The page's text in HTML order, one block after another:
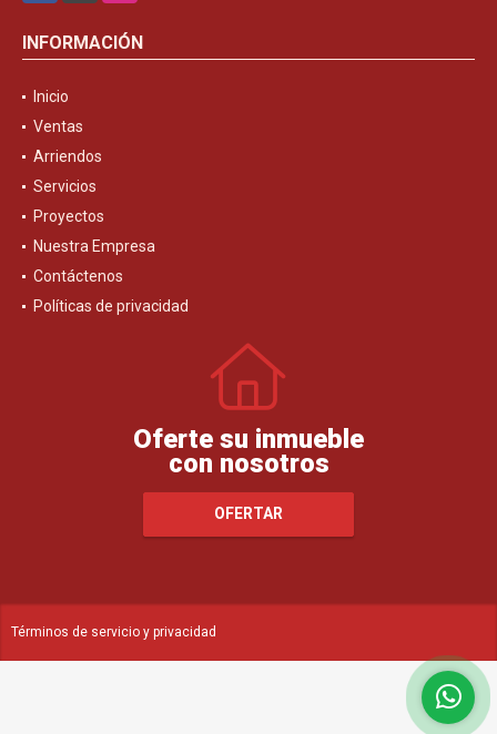
INFORMACIÓN
Inicio
Ventas
Arriendos
Servicios
Proyectos
Nuestra Empresa
Contáctenos
Políticas de privacidad
Oferte su inmueble
con nosotros
OFERTAR
Términos de servicio y privacidad